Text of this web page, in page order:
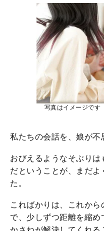
写真はイメージです
私たちの会話を、娘が不
おびえるようなそぶり
だということが、まだ
た。
こればかりは、これから
で、少しずつ距離を縮